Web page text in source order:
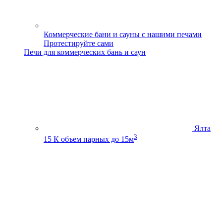
Коммерческие бани и сауны с нашими печами
Протестируйте сами
Печи для коммерческих бань и саун
Ялта
15 К объем парных до 15м3